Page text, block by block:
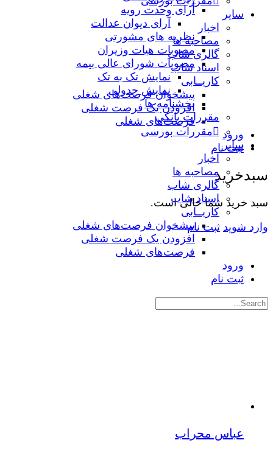
سایر
اخبار
مصاحبه ها
گالری شاب
اسناد شاب
کاریــابی
پیشخوان فرصت‌های شغلی
افزودن یک فرصت شغلی
فرصت‌های شغلی
ورود
ثبت نام
سبدخرید
سبد خرید شما خالی است.
وارد شوید ثبت نام
آرای وحدت رویه
آرای دیوان عدالت
نظریه‌ های مشورتی
مصوبات هیات وزیران
مصوبات شورای عالی بیمه
نمایش تک به تک
نمایش جدولی
بخشنامه ها
مقررات بانکی
مقررات بورسی
سایر
اخبار
مصاحبه ها
گالری شاب
اسناد شاب
کاریــابی
پیشخوان فرصت‌های شغلی
افزودن یک فرصت شغلی
فرصت‌های شغلی
ورود
ثبت نام
جستجوی:
عباس محراب